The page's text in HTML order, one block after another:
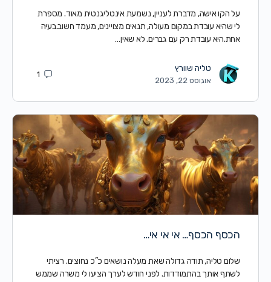
על הקו אישה, מדברת לעניין, נשמעת אינטליגנטית מאוד. מספרת
לי שהיא עובדת במקום מעולה, תנאים מצויינים, מעמד חשוב.בעיה
אחת.היא עובדת רק עם גברים. לא שאין…
טליה שוורץ
אוגוסט 22, 2023
1
הכסף הכסף… אי אי אי…
שלום טליה, תודה גדולה שאת מעלה נושאים כ”כ נחוצים. רציתי
לשתף אותך בהתמודדות. לפני חודש לערך הציעו לי משרה שממש